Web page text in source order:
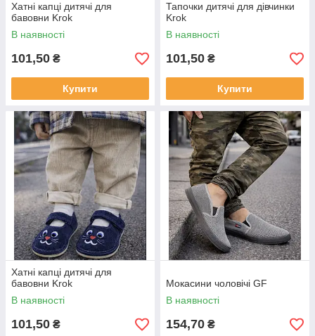
Хатні капці дитячі для
бавовни Krok
В наявності
101,50 ₴
Купити
Тапочки дитячі для дівчинки
Krok
В наявності
101,50 ₴
Купити
Хатні капці дитячі для
бавовни Krok
В наявності
101,50 ₴
Мокасини чоловічі GF
В наявності
154,70 ₴